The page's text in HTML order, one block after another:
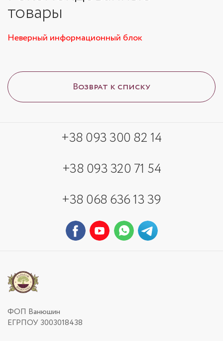
товары
Неверный информационный блок
Возврат к списку
+38 093 300 82 14
+38 093 320 71 54
+38 068 636 13 39
ФОП Ванюшин
ЕГРПОУ 3003018438